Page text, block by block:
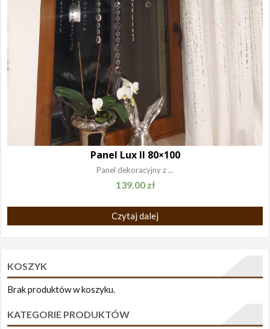
Panel Lux II 80×100
Panel dekoracyjny z ...
139.00 zł
Czytaj dalej
KOSZYK
Brak produktów w koszyku.
KATEGORIE PRODUKTÓW